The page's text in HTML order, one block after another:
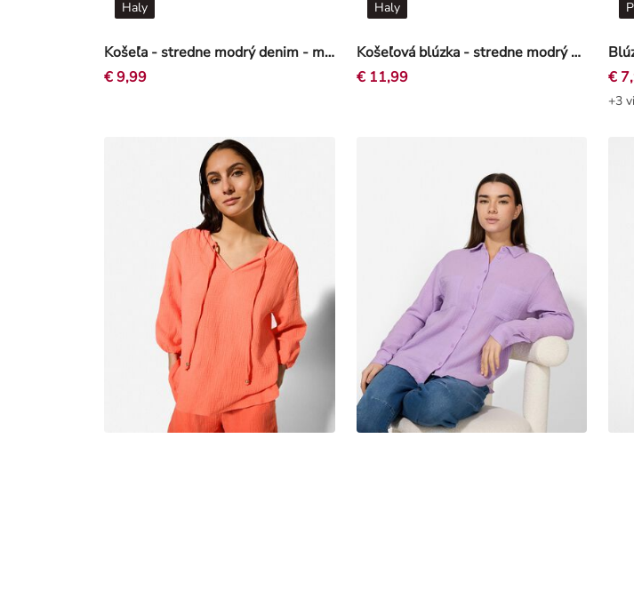
Košeľa - stredne modrý denim - modra
Haly
€ 9,99
Košeľová blúzka - stredne modrý denim - modra
Haly
€ 11,99 €
+3